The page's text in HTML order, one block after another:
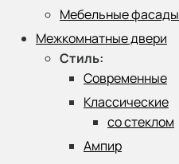
Мебельные фасады
Межкомнатные двери
Стиль:
Современные
Классические
со стеклом
Ампир